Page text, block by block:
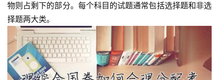
物则占剩下的部分。每个科目的试题通常包括选择题和非选
择题两大类。